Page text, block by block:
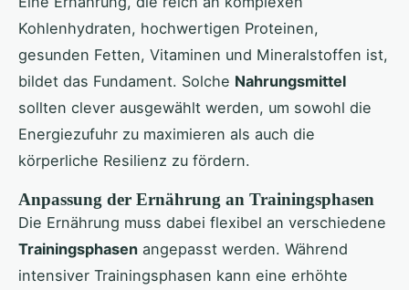
Kohlenhydraten, hochwertigen Proteinen,
gesunden Fetten, Vitaminen und Mineralstoffen ist,
bildet das Fundament. Solche Nahrungsmittel
sollten clever ausgewählt werden, um sowohl die
Energiezufuhr zu maximieren als auch die
körperliche Resilienz zu fördern.
Anpassung der Ernährung an Trainingsphasen
Die Ernährung muss dabei flexibel an verschiedene
Trainingsphasen angepasst werden. Während
intensiver Trainingsphasen kann eine erhöhte